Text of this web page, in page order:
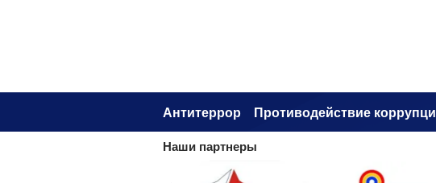
Антитеррор Противодействие коррупци
Наши партнеры